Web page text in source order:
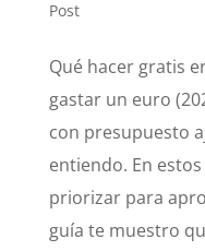
Post
Qué hacer gratis
gastar un euro
con presupuesto
entiendo. En
priorizar para
guía te muestro